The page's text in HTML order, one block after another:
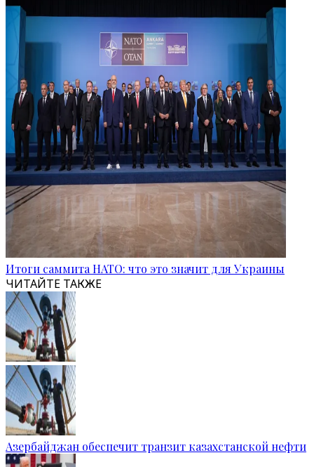
Итоги саммита НАТО: что это значит для Украины
ЧИТАЙТЕ ТАКЖЕ
Азербайджан обеспечит транзит казахстанской нефти